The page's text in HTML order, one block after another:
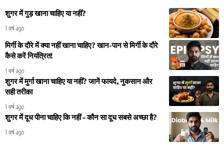
शुगर में गुड़ खाना चाहिए या नहीं?
1 वर्ष ago
मिर्गी के दौरे में क्या नहीं खाना चाहिए? खान-पान से मिर्गी के दौरे
कैसे करें नियंत्रित!
1 वर्ष ago
शुगर में मुर्गा खाना चाहिए या नहीं? जानें फायदे, नुकसान और
सही तरीका
1 वर्ष ago
शुगर में दूध पीना चाहिए कि नहीं – कौन सा दूध सबसे अच्छा है?
1 वर्ष ago